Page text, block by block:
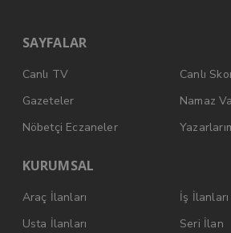
SAYFALAR
Canlı TV
Canlı
Gazeteler
Namaz
Nöbetçi Eczaneler
KURUMSAL
Araç İlanları
İş İlanları
Usta İlanları
Seri İlan